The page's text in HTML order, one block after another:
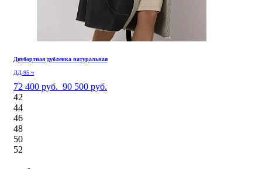
Двубортная дубленка натуральная
ДД-95 ч
72 400 руб. 90 500 руб.
42
44
46
48
50
52